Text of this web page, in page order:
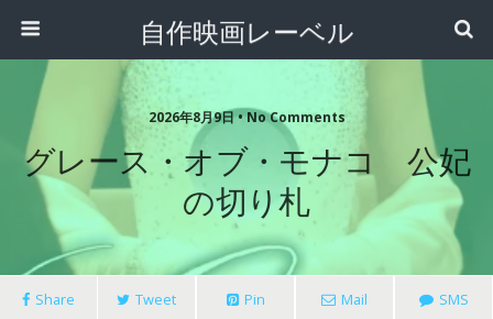
自作映画レーベル
2026年8月9日 • No Comments
グレース・オブ・モナコ 公妃
の切り札
Share Tweet Pin Mail SMS